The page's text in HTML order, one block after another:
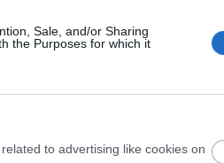
Sale, and/or Sharing
the Purposes for which it
to advertising like cookies on